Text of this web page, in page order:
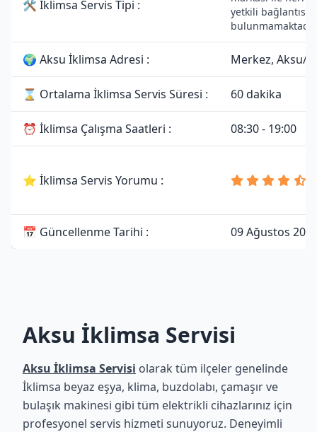
🛠 İklimsa Servis Tipi :
yetkili bağlantısı
bulunmamaktadır.
🌍 Aksu İklimsa Adresi : Merkez, Aksu/
⌛ Ortalama İklimsa Servis Süresi : 60 dakika
⏰ İklimsa Çalışma Saatleri : 08:30 - 19:00
⭐ İklimsa Servis Yorumu :
📅 Güncellenme Tarihi : 09 Ağustos
Aksu İklimsa Servisi
Aksu İklimsa Servisi olarak tüm ilçeler genelinde
İklimsa beyaz eşya, klima, buzdolabı, çamaşır ve
bulaşık makinesi gibi tüm elektrikli cihazlarınız için
profesyonel servis hizmeti sunuyoruz. Deneyimli